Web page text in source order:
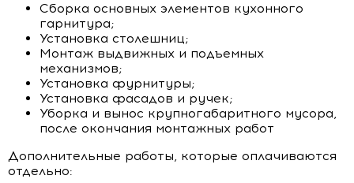
Сборка основных элементов кухонного
гарнитура;
Установка столешниц;
Монтаж выдвижных и подъемных
механизмов;
Установка фурнитуры;
Установка фасадов и ручек;
Уборка и вынос крупногабаритного мусора,
после окончания монтажных работ
Дополнительные работы, которые оплачиваются
отдельно: